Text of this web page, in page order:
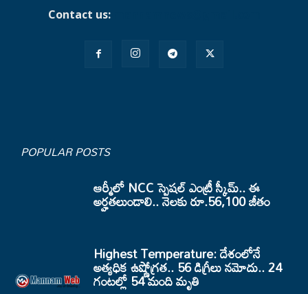
Contact us:
POPULAR POSTS
ఆర్మీలో NCC స్పెషల్ ఎంట్రీ స్కీమ్.. ఈ
అర్హతలుండాలి.. నెలకు రూ.56,100 జీతం
Highest Temperature: దేశంలోనే
అత్యధిక ఉష్ణోగ్రత.. 56 డిగ్రీలు నమోదు.. 24
గంటల్లో 54 మంది మృతి